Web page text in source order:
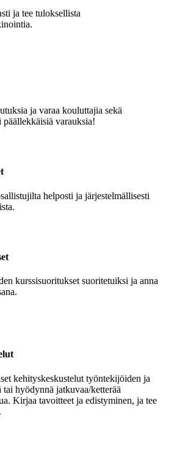
ja tee tuloksellista
ja varaa kouluttajia sekä
varauksia!
helposti ja järjestelmällisesti
kurssisuoritukset suoritetuiksi ja anna
kehityskeskustelut työntekijöiden ja
tai hyödynnä jatkuvaa/ketterää
Kirjaa tavoitteet ja edistyminen, ja tee